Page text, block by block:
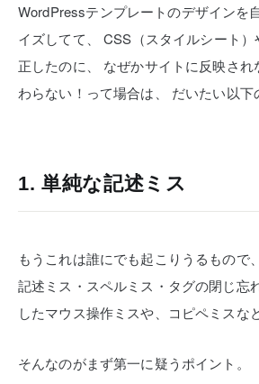
WordPressテンプレートのデザインを
イズしてて、
CSS（スタイルシート
正したのに、
なぜかサイトに反映さ
わらない！って場合は、
だいたい以下
1. 単純な記述ミス
もうこれは誰にでも起こりうるもので、
記述ミス・スペルミス・タグの閉じ忘れ
したマウス操作ミスや、コピペミスな
そんなのがまず第一に疑うポイント。